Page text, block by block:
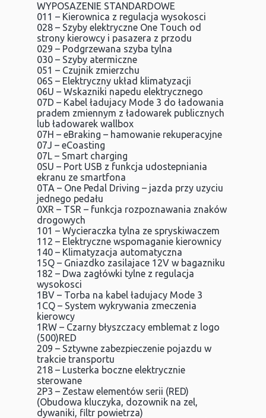
WYPOSAZENIE STANDARDOWE
011 – Kierownica z regulacja wysokosci
028 – Szyby elektryczne One Touch od
strony kierowcy i pasazera z przodu
029 – Podgrzewana szyba tylna
030 – Szyby atermiczne
051 – Czujnik zmierzchu
06S – Elektryczny układ klimatyzacji
06U – Wskazniki napedu elektrycznego
07D – Kabel ładujacy Mode 3 do ładowania
pradem zmiennym z ładowarek publicznych
lub ładowarek wallbox
07H – eBraking – hamowanie rekuperacyjne
07J – eCoasting
07L – Smart charging
0SU – Port USB z funkcja udostepniania
ekranu ze smartfona
0TA – One Pedal Driving – jazda przy uzyciu
jednego pedału
0XR – TSR – funkcja rozpoznawania znaków
drogowych
101 – Wycieraczka tylna ze spryskiwaczem
112 – Elektryczne wspomaganie kierownicy
140 – Klimatyzacja automatyczna
15Q – Gniazdko zasilajace 12V w bagazniku
182 – Dwa zagłówki tylne z regulacja
wysokosci
1BV – Torba na kabel ładujacy Mode 3
1CQ – System wykrywania zmeczenia
kierowcy
1RW – Czarny błyszczacy emblemat z logo
(500)RED
209 – Sztywne zabezpieczenie pojazdu w
trakcie transportu
218 – Lusterka boczne elektrycznie
sterowane
2P3 – Zestaw elementów serii (RED)
(Obudowa kluczyka, dozownik na zel,
dywaniki, filtr powietrza)